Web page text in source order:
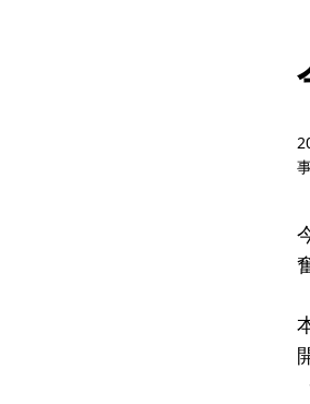
ソーシャルビ
ソーシャルビ